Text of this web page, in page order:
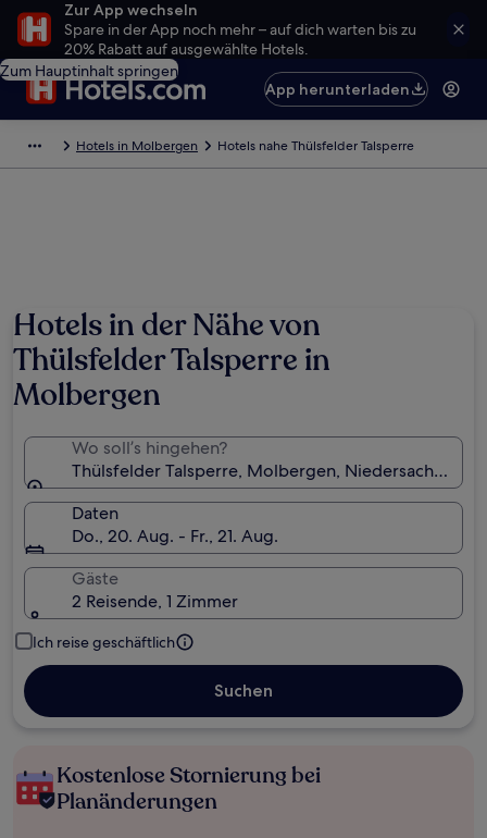
Zur App wechseln
Spare in der App noch mehr – auf dich warten bis zu
20% Rabatt auf ausgewählte Hotels.
Zum Hauptinhalt springen
App herunterladen
Hotels in Molbergen Hotels nahe Thülsfelder Talsperre
Hotels in der Nähe von
Thülsfelder Talsperre in
Molbergen
Wo soll’s hingehen?
Thülsfelder Talsperre, Molbergen, Niedersachsen,
Daten
Do., 20. Aug. - Fr., 21. Aug.
Gäste
2 Reisende, 1 Zimmer
Ich reise geschäftlich
Suchen
Kostenlose Stornierung bei
Planänderungen